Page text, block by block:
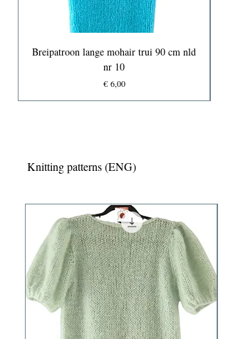
Breipatroon lange mohair trui 90 cm nld
nr 10
Prijs
€ 6,00
Knitting patterns (ENG)